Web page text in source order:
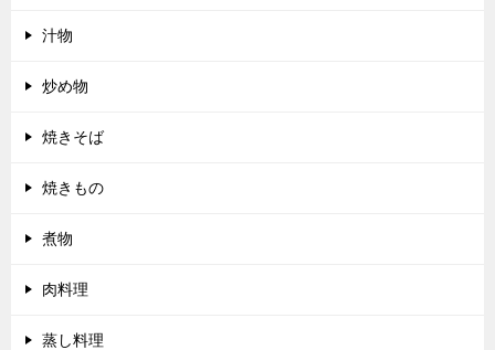
汁物
炒め物
焼きそば
焼きもの
煮物
肉料理
蒸し料理